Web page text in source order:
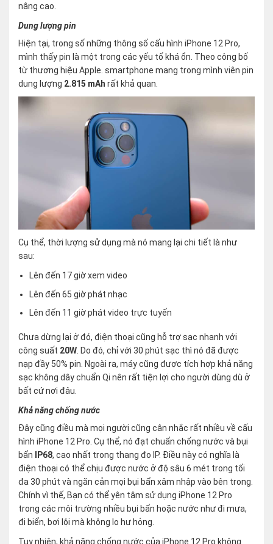
nâng cao.
Dung lượng pin
Hiện tại, trong số những thông số cấu hình iPhone 12 Pro,
mình thấy pin là một trong các yếu tố khá ổn. Theo công bố
từ thương hiệu Apple. smartphone mang trong mình viên pin
dung lượng 2.815 mAh rất khả quan.
Cụ thể, thời lượng sử dụng mà nó mang lại chi tiết là như
sau:
Lên đến 17 giờ xem video
Lên đến 65 giờ phát nhạc
Lên đến 11 giờ phát video trực tuyến
Chưa dừng lại ở đó, điện thoại cũng hỗ trợ sạc nhanh với
công suất 20W . Do đó, chỉ với 30 phút sạc thì nó đã được
nạp đầy 50% pin. Ngoài ra, máy cũng được tích hợp khả năng
sạc không dây chuẩn Qi nên rất tiện lợi cho người dùng dù ở
bất cứ nơi đâu.
Khả năng chống nước
Đây cũng điều mà mọi người cũng cân nhắc rất nhiều về cấu
hình iPhone 12 Pro. Cụ thể, nó đạt chuẩn chống nước và bụi
bẩn
IP68, cao nhất trong thang đo IP. Điều này có nghĩa là
điện thoại có thể chịu được nước ở độ sâu 6 mét trong tối
đa 30 phút và ngăn cản mọi bụi bẩn xâm nhập vào bên trong.
Chính vì thế, Bạn có thể yên tâm sử dụng iPhone 12 Pro
trong các môi trường nhiều bụi bẩn hoặc nước như đi mưa,
đi biển, bơi lội mà không lo hư hỏng.
Tuy nhiên, khả năng chống nước của iPhone 12 Pro không